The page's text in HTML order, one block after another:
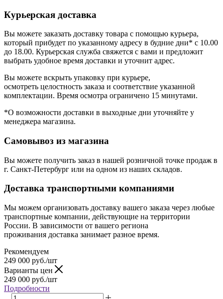
Курьерская доставка
Вы можете заказать доставку товара с помощью курьера,
который прибудет по указанному адресу в будние дни* с 10.00
до 18.00. Курьерская служба свяжется с вами и предложит
выбрать удобное время доставки и уточнит адрес.
Вы можете вскрыть упаковку при курьере,
осмотреть целостность заказа и соответствие указанной
комплектации. Время осмотра ограничено 15 минутами.
*О возможности доставки в выходные дни уточняйте у
менеджера магазина.
Самовывоз из магазина
Вы можете получить заказ в нашей розничной точке продаж в
г. Санкт-Петербург или на одном из наших складов.
Доставка транспортными компаниями
Мы можем организовать доставку вашего заказа через любые
транспортные компании, действующие на территории
России. В зависимости от вашего региона
проживания доставка занимает разное время.
Рекомендуем
249 000 руб./шт
Варианты цен
249 000 руб./шт
Подробности